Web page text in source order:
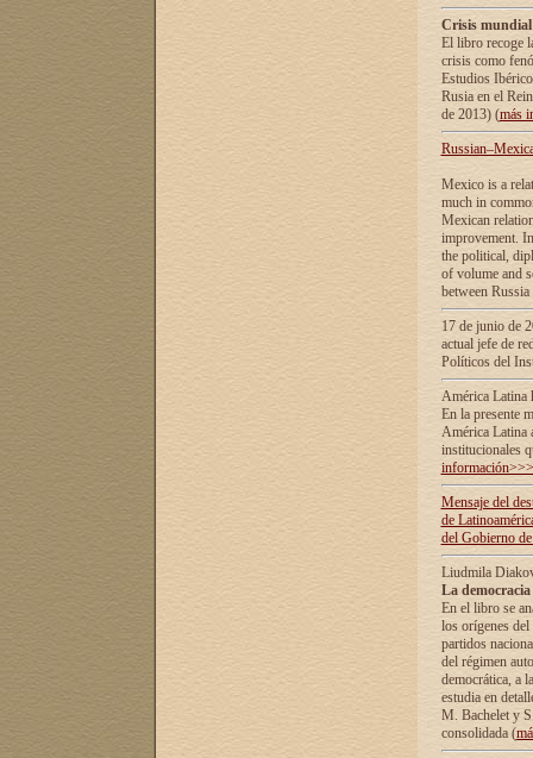
Crisis
El libro recoge
crisis como
Estudios
Rusia en el
de 2013) (más
Mexico is a
much in
Mexican
improvement.
the political,
of volume and
between
17 de junio de
actual jefe de
Políticos del
América Latina
En la presente
América Latina
institucionales
información>>>
Mensaje del
de
del Gobierno
Liudmila
La
En el libro se
los orígenes
partidos
del régimen
democrática, а
estudia en
М. Bachelet у
consolidada (